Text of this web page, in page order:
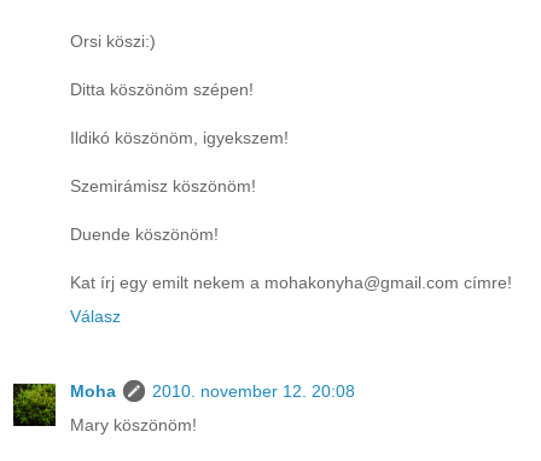
Orsi köszi:)
Ditta köszönöm szépen!
Ildikó köszönöm, igyekszem!
Szemirámisz köszönöm!
Duende köszönöm!
Kat írj egy emilt nekem a mohakonyha@gmail.com címre!
Válasz
Moha
2010. november 12. 20:08
Mary köszönöm!